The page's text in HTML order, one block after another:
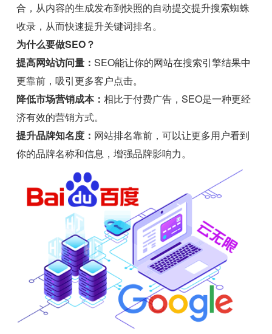
合，从内容的生成发布到快照的自动提交提升搜索蜘蛛
收录，从而快速提升关键词排名。
为什么要做SEO？
提高网站访问量：SEO能让你的网站在搜索引擎结果中
更靠前，吸引更多客户点击。
降低市场营销成本：相比于付费广告，SEO是一种更经
济有效的营销方式。
提升品牌知名度： 网站排名靠前，可以让更多用户看到
你的品牌名称和信息，增强品牌影响力。